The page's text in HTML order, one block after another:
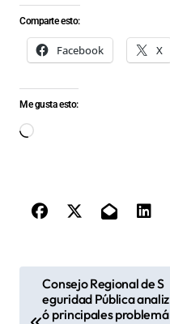
Comparte esto:
Facebook X
Me gusta esto:
Cargando...
Consejo Regional de S
eguridad Pública analiz
ó principales problemá